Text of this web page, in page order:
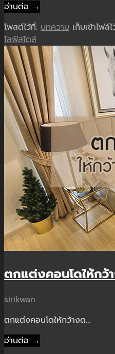
อ่านต่อ →
โพสต์ไว้ที่: บทความ เก็บเข้าไฟล์
ไลฟ์สไตล์
ตกแต่งคอนโดให้กว้
sirikwan
ตกแต่งคอนโดให้กว้างด…
อ่านต่อ →